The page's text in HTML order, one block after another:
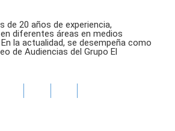
de 20 años de experiencia,
diferentes áreas en medios
la actualidad, se desempeña como
de Audiencias del Grupo El